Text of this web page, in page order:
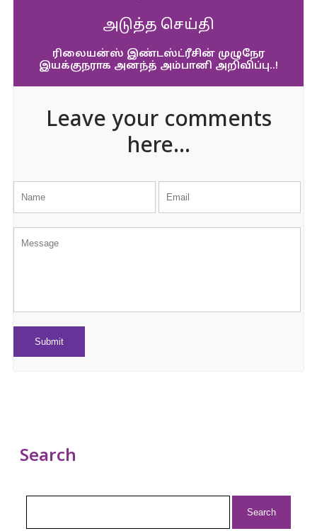
அடுத்த செய்தி
ரிலையன்ஸ் இண்டஸ்ட்ரீசின் முழுநேர
இயக்குநராக அனந்த் அம்பானி அறிவிப்பு..!
Leave your comments
here...
Search